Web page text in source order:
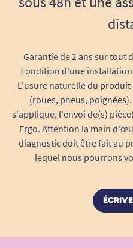
Garantie de 2 ans sur tout
condition d'une
L'usure naturelle du produit
(roues, pneus,
s'applique, l'envoi de(s)
Ergo. Attention la main
diagnostic doit être fait au
lequel nous pourrons